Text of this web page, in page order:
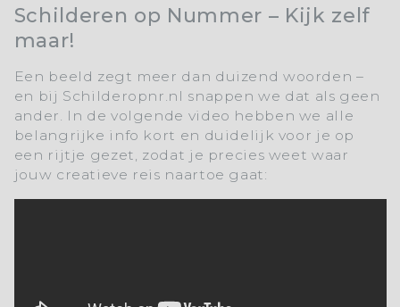
Schilderen op Nummer – Kijk zelf
maar!
Een beeld zegt meer dan duizend woorden –
en bij Schilderopnr.nl snappen we dat als geen
ander. In de volgende video hebben we alle
belangrijke info kort en duidelijk voor je op
een rijtje gezet, zodat je precies weet waar
jouw creatieve reis naartoe gaat: